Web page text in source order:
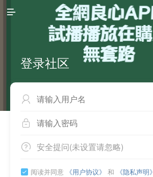

登录社区


 安全提问(未设置请忽略)
 阅读并同意 《用户协议》 和 《隐私声明》